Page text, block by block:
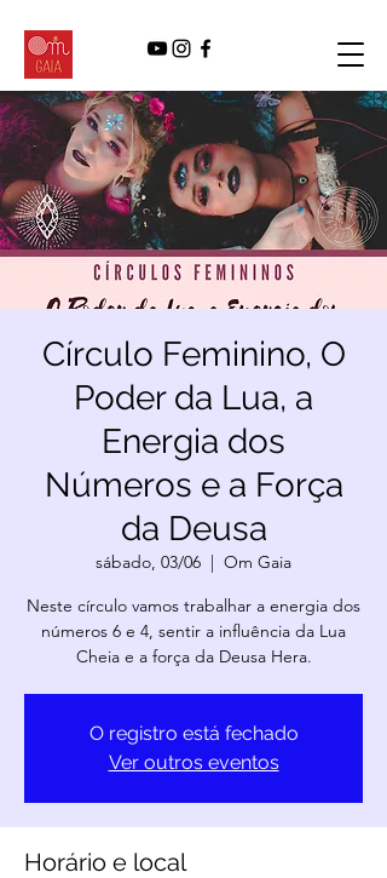
Círculo Feminino, O
Poder da Lua, a
Energia dos
Números e a Força
da Deusa
sábado, 03/06
  |
Om Gaia
Neste círculo vamos trabalhar a energia dos
números 6 e 4, sentir a influência da Lua
Cheia e a força da Deusa Hera.
O registro está fechado
Ver outros eventos
Horário e local